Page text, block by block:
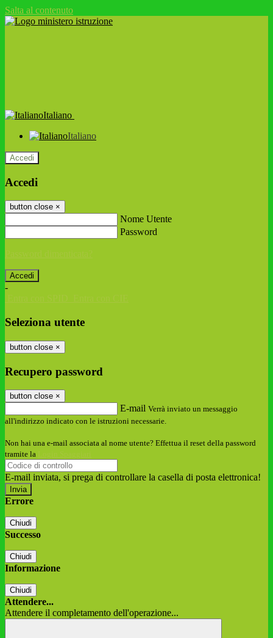
Salta al contenuto
Italiano
Italiano
Accedi
Accedi
button close ×
Nome Utente
Password
-
Seleziona utente
button close ×
Recupero password
button close ×
E-mail Verrà inviato un messaggio
all'indirizzo indicato con le istruzioni necessarie.
Non hai una e-mail associata al nome utente? Effettua il reset della password
tramite la
E-mail inviata, si prega di controllare la casella di posta elettronica!
Errore
Chiudi
Successo
Chiudi
Informazione
Chiudi
Attendere...
Attendere il completamento dell'operazione...